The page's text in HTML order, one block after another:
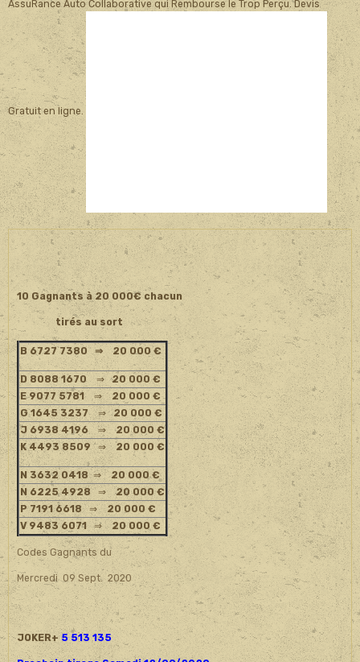
AssuRance Auto Collaborative qui Rembourse le Trop Perçu. Devis
Gratuit en ligne.
10 Gagnants à 20 000€ chacun
tirés au sort
Codes Gagnants du
Mercredi 09 Sept. 2020
B 6727 7380⇒ 20 000 €
D 8088 1670 ⇒20 000 €
E 9077 5781⇒ 20 000 €
G 1645 3237⇒20 000 €
J 6938 4196⇒20 000 €
K 4493 8509⇒ 20 000 €
N 3632 0418⇒ 20 000 €
N 6225 4928 ⇒20 000 €
P 7191 6618⇒ 20 000 €
V 9483 6071⇒20 000 €
JOKER+ 5 513 135